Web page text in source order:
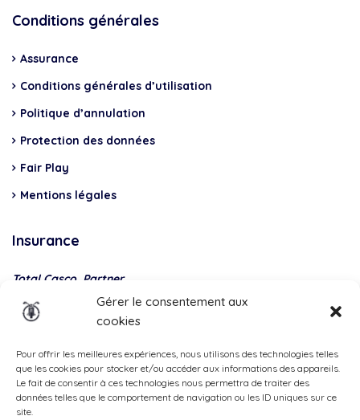
Gérer le consentement aux
cookies
Pour offrir les meilleures expériences, nous utilisons des technologies telles
que les cookies pour stocker et/ou accéder aux informations des appareils.
Le fait de consentir à ces technologies nous permettra de traiter des
données telles que le comportement de navigation ou les ID uniques sur ce
site.
Conditions générales
Assurance
Conditions générales d’utilisation
Politique d’annulation
Protection des données
Fair Play
Mentions légales
Insurance
Total Casco, Partner
payment